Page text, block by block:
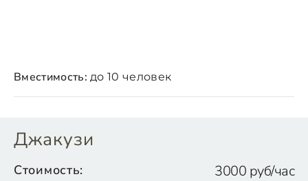
Вместимость: до 10 человек
Джакузи
Стоимость: 3000 руб/час